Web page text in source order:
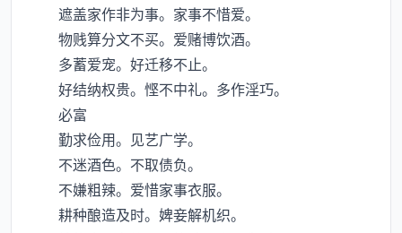
遮盖家作非为事。家事不惜爱。
物贱算分文不买。爱赌博饮酒。
多蓄爱宠。好迁移不止。
好结纳权贵。悭不中礼。多作淫巧。
必富
勤求俭用。见艺广学。
不迷酒色。不取债负。
不嫌粗辣。爱惜家事衣服。
耕种酿造及时。婢妾解机织。